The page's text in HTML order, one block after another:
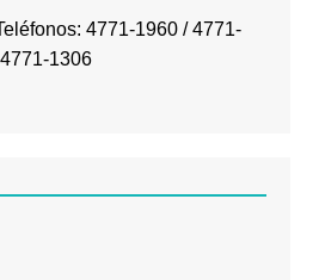
4771-1960 / 4771-
1306